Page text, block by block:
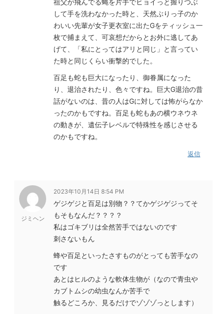
祖父が飛んでる蝿を片手でヒョイっと握りつぶ
して手を洗わなかった時と、天然ぶりっ子のか
わいい先輩が女子更衣室に出たGをティッシュ一
枚で捕まえて、可哀想だからとお外に逃してあ
げて、「私にとってはアリと同じ」と言ってい
た時と同じくらい衝撃的でした。
百足も蛇も巨大になったり、御眷属になった
り、退治されたり、色々ですね。巨大G退治の昔
話がないのは、昔の人はGに対しては怖がらなか
ったのかもですね。百足も蛇もあの横ウネウネ
の動きが、遺伝子レベルで特殊性を感じさせる
のかもですね。
返信
ジミヘン
2023年10月14日 8:54 PM
ゲジゲジと百足は別物？？てかゲジゲジってそ
もそもなんだ？？？？
私はゴキブリは全然苦手ではないのです
刺さないもん
蜂や百足といったさすものがとっても苦手なの
です
あとはヒルのような軟体生物が（なので青虫や
カブトムシの幼虫なんか苦手で
触るどころか、見るだけでゾゾゾっとします）